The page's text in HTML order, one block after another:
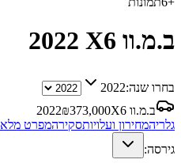
ב.מ.וו X6 2022
בחרו שנה:2022
ב.מ.וו X6
2022₪373,000
גלריהמחירון ועלויותסקירהמפרט מלא
גירסה: